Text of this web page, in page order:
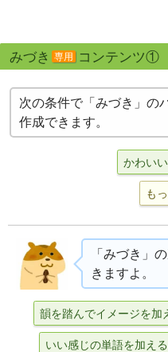
みづき 専用 コンテンツ①
次の条件で「みづき」の
作成できます。
かわいい
も
「みづき」
きますよ。
韻を踏んでイメージを加
いい感じの単語を加える